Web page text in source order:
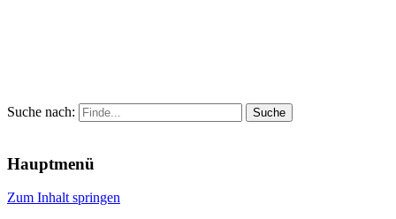
Suche nach:
Hauptmenü
Zum Inhalt springen